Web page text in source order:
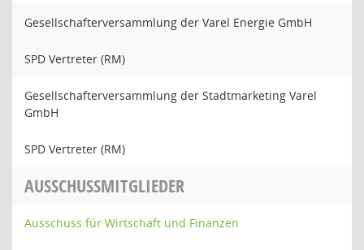
Gesellschafterversammlung der Varel Energie GmbH
SPD Vertreter (RM)
Gesellschafterversammlung der Stadtmarketing Varel
GmbH
SPD Vertreter (RM)
AUSSCHUSSMITGLIEDER
Ausschuss für Wirtschaft und Finanzen